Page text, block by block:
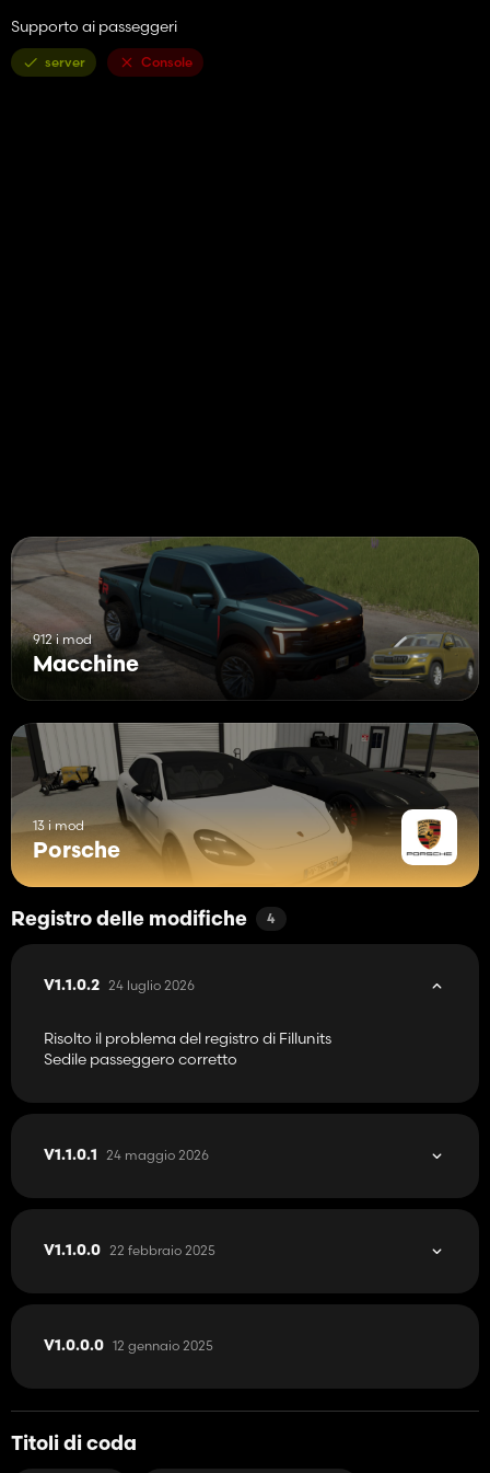
Supporto ai passeggeri
server Console
912 i mod
Macchine
13 i mod
Porsche
Registro delle modifiche 4
V1.1.0.2 24 luglio 2026
Risolto il problema del registro di Fillunits
Sedile passeggero corretto
V1.1.0.1 24 maggio 2026
V1.1.0.0 22 febbraio 2025
V1.0.0.0 12 gennaio 2025
Titoli di coda